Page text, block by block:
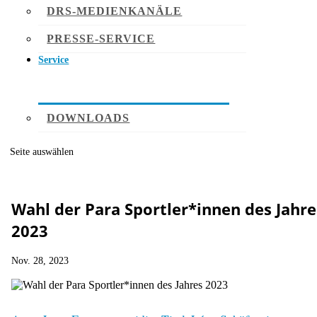
DRS-MEDIENKANÄLE
PRESSE-SERVICE
Service
DOWNLOADS
Seite auswählen
Wahl der Para Sportler*innen des
2023
Nov. 28, 2023